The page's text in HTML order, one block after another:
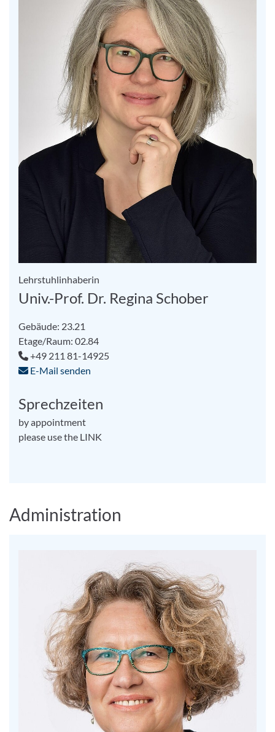
Lehrstuhlinhaberin
Univ.-Prof. Dr. Regina Schober
Gebäude: 23.21
Etage/Raum: 02.84
+49 211 81-14925
E-Mail senden
Sprechzeiten
by appointment
please use the LINK
Administration